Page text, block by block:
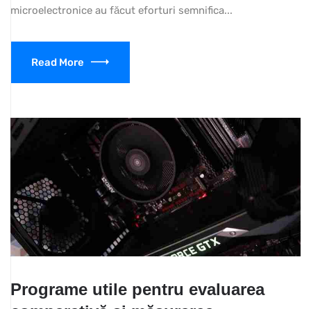
microelectronice au făcut eforturi semnifica...
Read More
Programe utile pentru evaluarea